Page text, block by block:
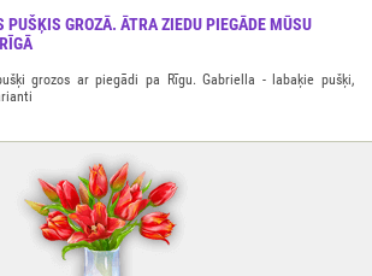
GROZĀ. ĀTRA ZIEDU PIEGĀDE MŪSU
grozos ar piegādi pa Rīgu. Gabriella - labaķie pušķi,